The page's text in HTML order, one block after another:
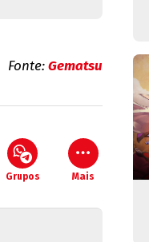
Fonte:Gematsu
Grupos Mais